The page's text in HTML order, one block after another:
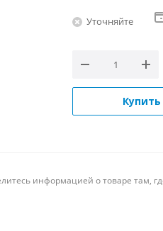
Уточняйте
информацией о товаре там,